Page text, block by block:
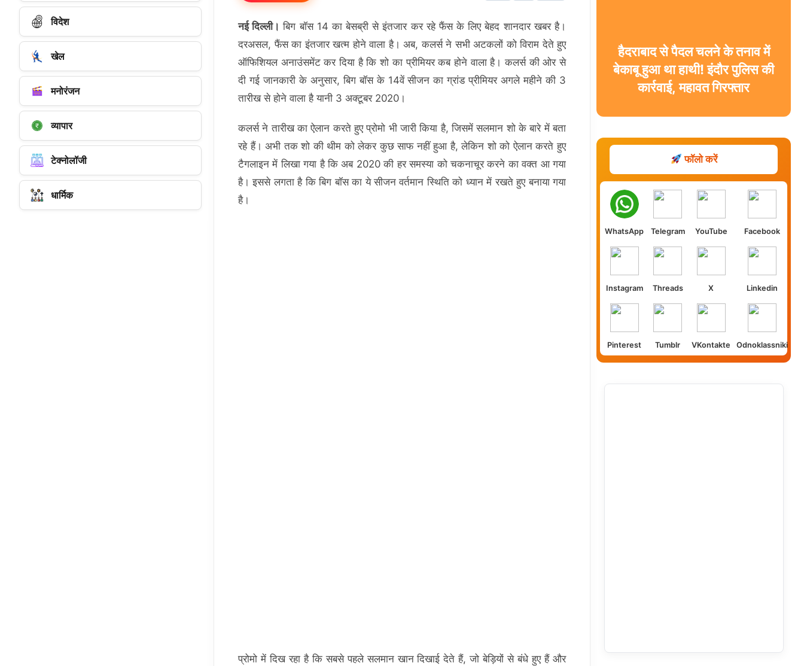
नई दिल्ली। बिग बॉस 14 का बेसब्री से इंतजार कर रहे फैंस के लिए बेहद शानदार खबर है।
दरअसल, फैंस का इंतजार खत्म होने वाला है। अब, कलर्स ने सभी अटकलों को विराम देते हुए
ऑफिशियल अनाउंसमेंट कर दिया है कि शो का प्रीमियर कब होने वाला है। कलर्स की ओर से
दी गई जानकारी के अनुसार, बिग बॉस के 14वें सीजन का ग्रांड प्रीमियर अगले महीने की 3
तारीख से होने वाला है यानी 3 अक्टूबर 2020।
कलर्स ने तारीख का ऐलान करते हुए प्रोमो भी जारी किया है, जिसमें सलमान शो के बारे में बता
रहे हैं। अभी तक शो की थीम को लेकर कुछ साफ नहीं हुआ है, लेकिन शो को ऐलान करते हुए
टैगलाइन में लिखा गया है कि अब 2020 की हर समस्या को चकनाचूर करने का वक्त आ गया
है। इससे लगता है कि बिग बॉस का ये सीजन वर्तमान स्थिति को ध्यान में रखते हुए बनाया गया
है।
प्रोमो में दिख रहा है कि सबसे पहले सलमान खान दिखाई देते हैं, जो बेड़ियों से बंधे हुए हैं और
विदेश
खेल
मनोरंजन
व्यापार
टेक्नोलॉजी
धार्मिक
हैदराबाद से पैदल चलने के तनाव में
बेकाबू हुआ था हाथी! इंदौर पुलिस की
कार्रवाई, महावत गिरफ्तार
फॉलो करें
WhatsApp Telegram YouTube Facebook
Instagram Threads X Linkedin
Pinterest Tumblr VKontakte Odnoklassniki